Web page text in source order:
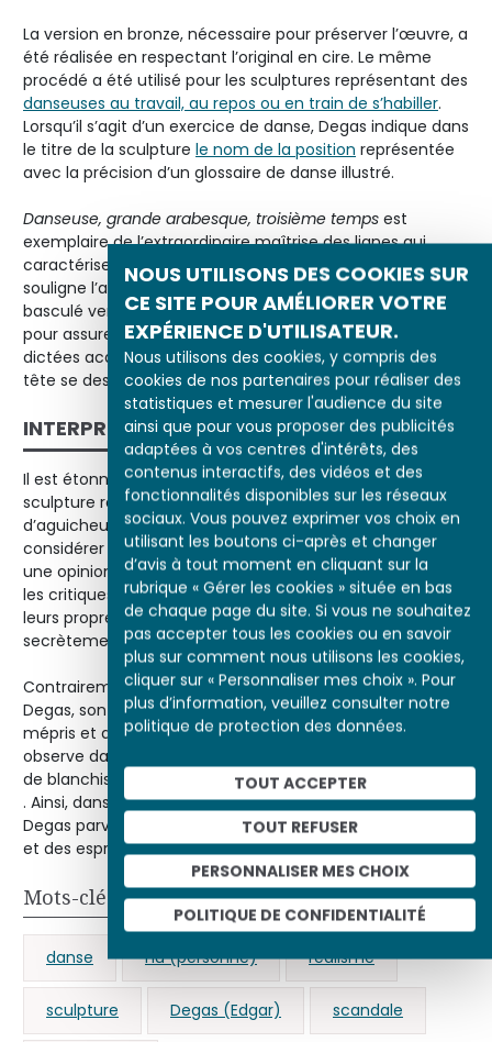
NOUS UTILISONS DES COOKIES SUR
CE SITE POUR AMÉLIORER VOTRE
EXPÉRIENCE D'UTILISATEUR.
Nous utilisons des cookies, y compris des
cookies de nos partenaires pour réaliser des
statistiques et mesurer l'audience du site
ainsi que pour vous proposer des publicités
adaptées à vos centres d'intérêts, des
contenus interactifs, des vidéos et des
fonctionnalités disponibles sur les réseaux
sociaux. Vous pouvez exprimer vos choix en
utilisant les boutons ci-après et changer
d’avis à tout moment en cliquant sur la
rubrique « Gérer les cookies » située en bas
de chaque page du site. Si vous ne souhaitez
pas accepter tous les cookies ou en savoir
plus sur comment nous utilisons les cookies,
cliquer sur « Personnaliser mes choix ». Pour
plus d’information, veuillez consulter notre
politique de protection des données.
TOUT ACCEPTER
TOUT REFUSER
PERSONNALISER MES CHOIX
POLITIQUE DE CONFIDENTIALITÉ
La version en bronze, nécessaire pour préserver l’œuvre, a
été réalisée en respectant l’original en cire. Le même
procédé a été utilisé pour les sculptures représentant des
danseuses au travail, au repos ou en train de s’habiller.
Lorsqu’il s’agit d’un exercice de danse, Degas indique dans
le titre de la sculpture le nom de la position représentée
avec la précision d’un glossaire de danse illustré.
Danseuse, grande arabesque, troisième temps est
exemplaire de l’extraordinaire maîtrise des lignes qui
caractérise le style de Degas. La nudité du modèle
souligne l’attitude parfaite de la danseuse au torse
basculé vers le sol, jambe gauche levée, bras écartés
pour assurer son équilibre, en tous points conforme aux
dictées académiques : entre la pointe du pied levé et sa
tête se dessine une ligne oblique continue.
INTERPRÉTATION
Il est étonnant aujourd’hui de voir comment une
sculpture représentant une jeune fille qui n’a rien
d’aguicheur a pu susciter de féroces critiques, mais il faut
considérer que l’époque a sur les mœurs des danseuses
une opinion loin d’être flatteuse. Il semblerait même que
les critiques projettent sur la figure de la petite danseuse
leurs propres vices, désirs inavoués, pulsions étouffées ou
secrètement assouvies.
Contrairement à une certaine image misogyne de
Degas, son travail montre une attention dépourvue de
mépris et de moralisme à l’égard des femmes, qu’il les
observe dans leur travail de danseuses, de
de blanchisseuses, ou qu’il les surprenne dans leur
. Ainsi, dans ses sculptures représentant des danseuses,
Degas parvient à reproduire l’équilibre magique des corps
et des esprits.
Mots-clés
danse nu (personne) réalisme
sculpture Degas (Edgar) scandale